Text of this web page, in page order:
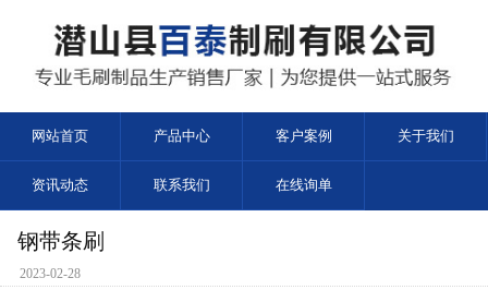
网站首页 产品中心 客户案例 关于我们
资讯动态 联系我们 在线询单
钢带条刷
2023-02-28